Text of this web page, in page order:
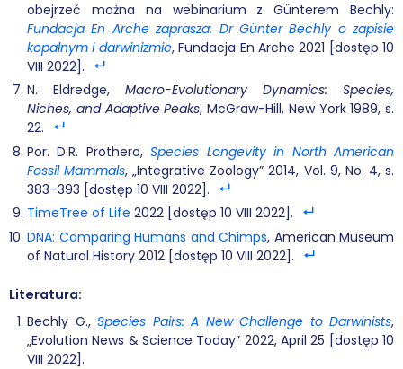
obejrzeć można na webinarium z Günterem Bechly:
Fundacja En Arche zaprasza: Dr Günter Bechly o zapisie
kopalnym i darwinizmie, Fundacja En Arche 2021 [dostęp 10
VIII 2022].
N. Eldredge, Macro-Evolutionary Dynamics: Species,
Niches, and Adaptive Peaks, McGraw-Hill, New York 1989, s.
22.
Por. D.R. Prothero,Species Longevity in North American
Fossil Mammals, „Integrative Zoology” 2014, Vol. 9, No. 4, s.
383–393 [dostęp 10 VIII 2022].
TimeTree of Life 2022 [dostęp 10 VIII 2022].
DNA: Comparing Humans and Chimps, American Museum
of Natural History 2012 [dostęp 10 VIII 2022].
Literatura:
Bechly G., Species Pairs: A New Challenge to Darwinists,
„Evolution News & Science Today” 2022, April 25 [dostęp 10
VIII 2022].